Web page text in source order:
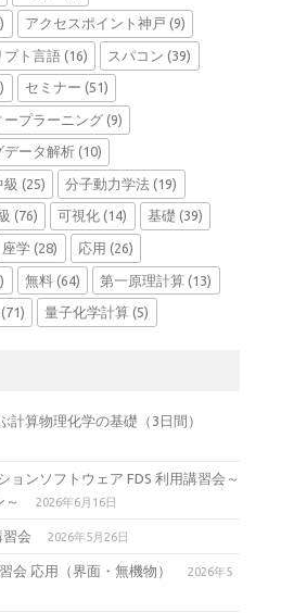
アクセスポイント神戸 (9)
プト言語(16) スパコン (39)
セミナー (51)
ープラーニング(9)
データ解析(10)
級 (25) 分子動力学法 (19)
(76) 可視化 (14) 基礎 (39)
座学 (28) 応用 (26)
無料(64) 第一原理計算 (13)
(71) 量子化学計算 (5)
計算物理化学の基礎（3日間）
ョンソフトウェア FDS 利用講習会～
～
2026年6月16日
習会 2026年5月26日
会 応用（界面・無機物）
2026年5